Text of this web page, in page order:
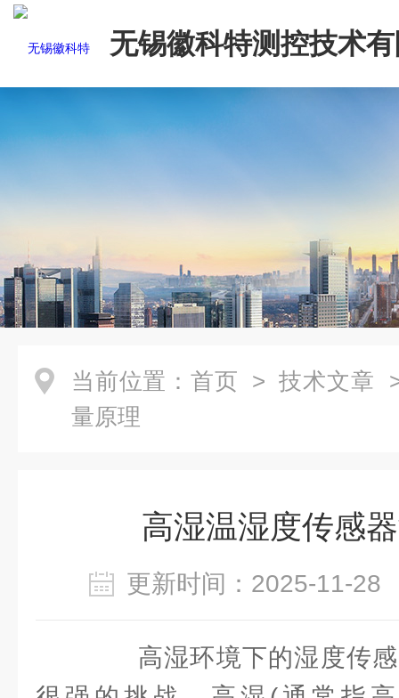
无锡徽科特测控技术
当前位置： 首页 > 技术文章
量原理
高湿温湿度传感
更新时间：2025-11-
高湿环境下的湿度传感